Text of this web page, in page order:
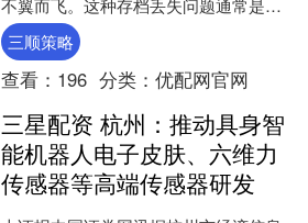
不翼而飞。这种存档丢失问题通常是由
于账户识别错误、服务器同步延迟或平
台数据迁移异常导致的。....
三顺策略
查看： 196 分类： 优配网官网
三星配资 杭州：推动具身智
能机器人电子皮肤、六维力
传感器等高端传感器研发